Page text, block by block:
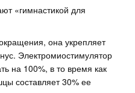
«гимнастикой для
она укрепляет
Электромиостимулятор
на 100%, в то время как
составляет 30% ее